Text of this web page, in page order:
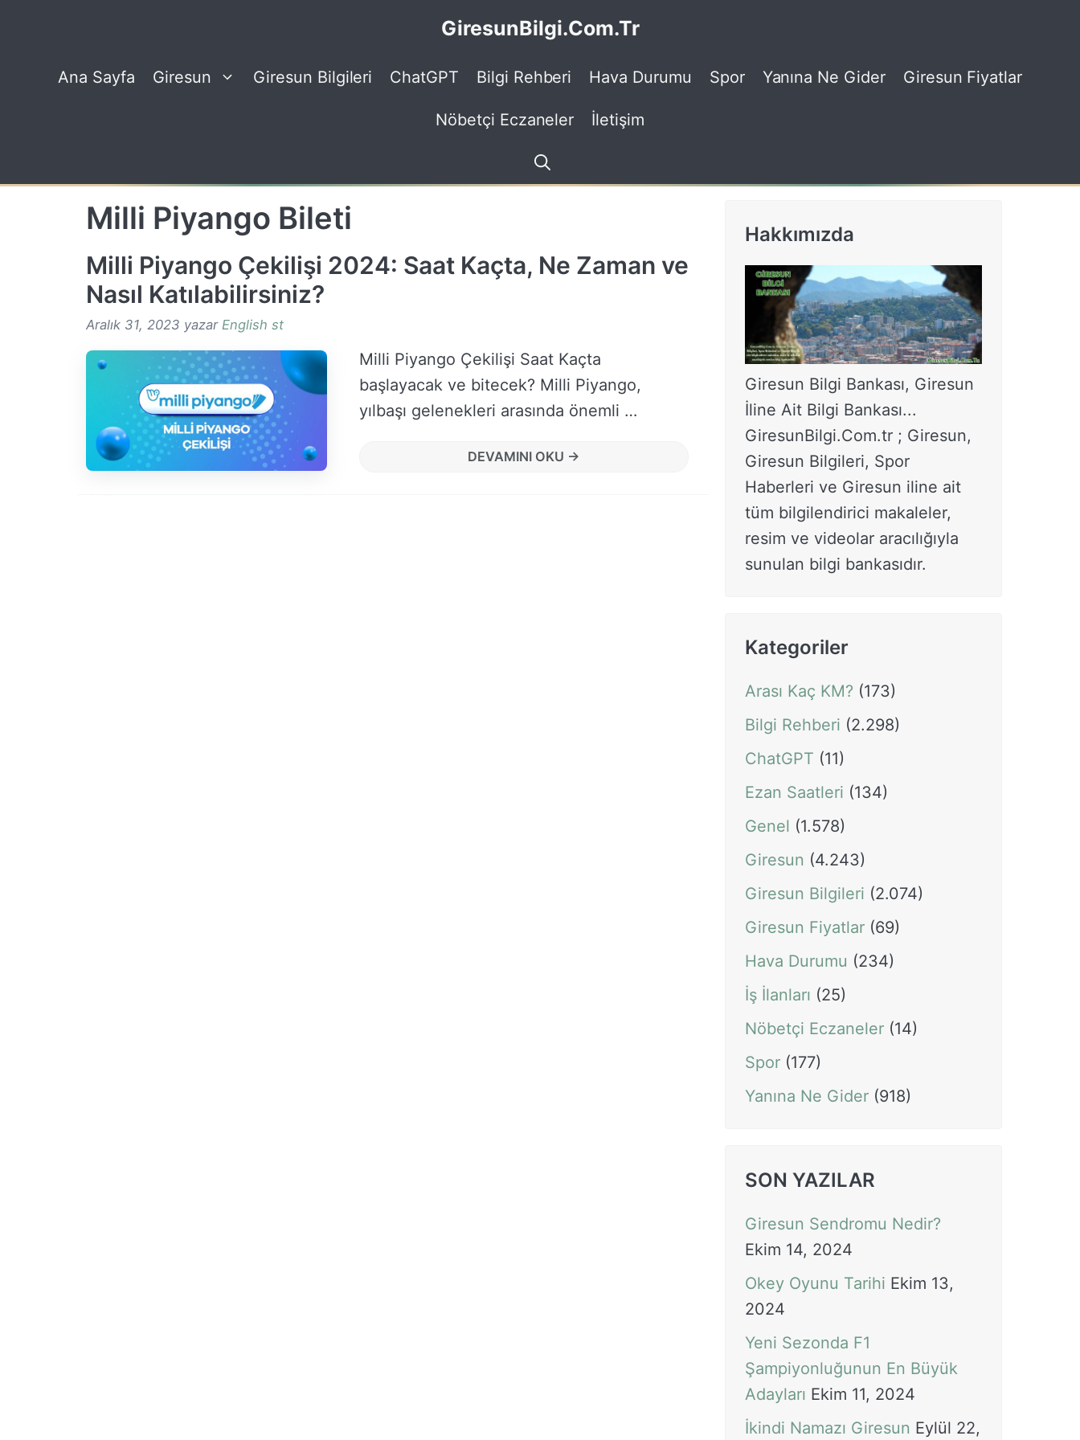
GiresunBilgi.Com.Tr
Ana Sayfa Giresun Giresun Bilgileri ChatGPT Bilgi Rehberi Hava Durumu Spor Yanına Ne Gider Giresun Fiyatlar
Nöbetçi Eczaneler İletişim
Milli Piyango Bileti
Milli Piyango Çekilişi 2024: Saat Kaçta, Ne Zaman ve
Nasıl Katılabilirsiniz?
Aralık 31, 2023 yazar English st
Milli Piyango Çekilişi Saat Kaçta
başlayacak ve bitecek? Milli Piyango,
yılbaşı gelenekleri arasında önemli …
DEVAMINI OKU →
Hakkımızda
Giresun Bilgi Bankası, Giresun
İline Ait Bilgi Bankası...
GiresunBilgi.Com.tr ; Giresun,
Giresun Bilgileri, Spor
Haberleri ve Giresun iline ait
tüm bilgilendirici makaleler,
resim ve videolar aracılığıyla
sunulan bilgi bankasıdır.
Kategoriler
Arası Kaç KM? (173)
Bilgi Rehberi (2.298)
ChatGPT (11)
Ezan Saatleri (134)
Genel (1.578)
Giresun (4.243)
Giresun Bilgileri (2.074)
Giresun Fiyatlar (69)
Hava Durumu (234)
İş İlanları (25)
Nöbetçi Eczaneler (14)
Spor (177)
Yanına Ne Gider (918)
SON YAZILAR
Giresun Sendromu Nedir?
Ekim 14, 2024
Okey Oyunu Tarihi Ekim 13,
2024
Yeni Sezonda F1
Şampiyonluğunun En Büyük
Adayları Ekim 11, 2024
İkindi Namazı Giresun Eylül 22,